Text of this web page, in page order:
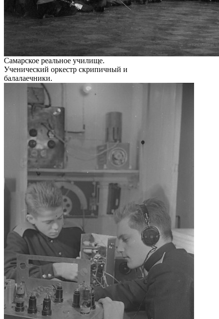
Самарское реальное училище.
Ученический оркестр скрипичный и
балалаечники.